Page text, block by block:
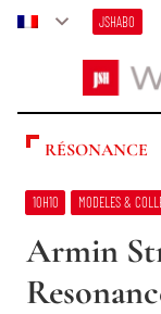
JSHABO
RÉSONANCE
10H10 MODELES &
Armin